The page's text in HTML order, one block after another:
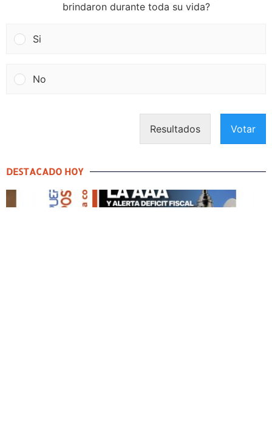
brindaron durante toda su vida?
Si
No
Resultados Votar
DESTACADO HOY